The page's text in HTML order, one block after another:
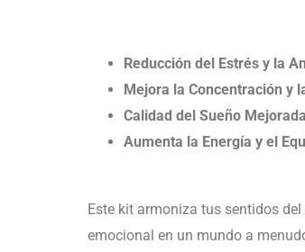
Reducción del Estrés y la
Mejora la Concentración y
Calidad del Sueño
Aumenta la Energía y el
Este kit armoniza tus sentidos
emocional en un mundo a